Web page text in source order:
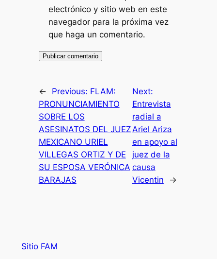
electrónico y sitio web en este
navegador para la próxima vez
que haga un comentario.
← Previous: FLAM:
PRONUNCIAMIENTO
SOBRE LOS
ASESINATOS DEL JUEZ
MEXICANO URIEL
VILLEGAS ORTIZ Y DE
SU ESPOSA VERÓNICA
BARAJAS
Next:
Entrevista
radial a
Ariel Ariza
en apoyo al
juez de la
causa
Vicentin
→
Sitio FAM